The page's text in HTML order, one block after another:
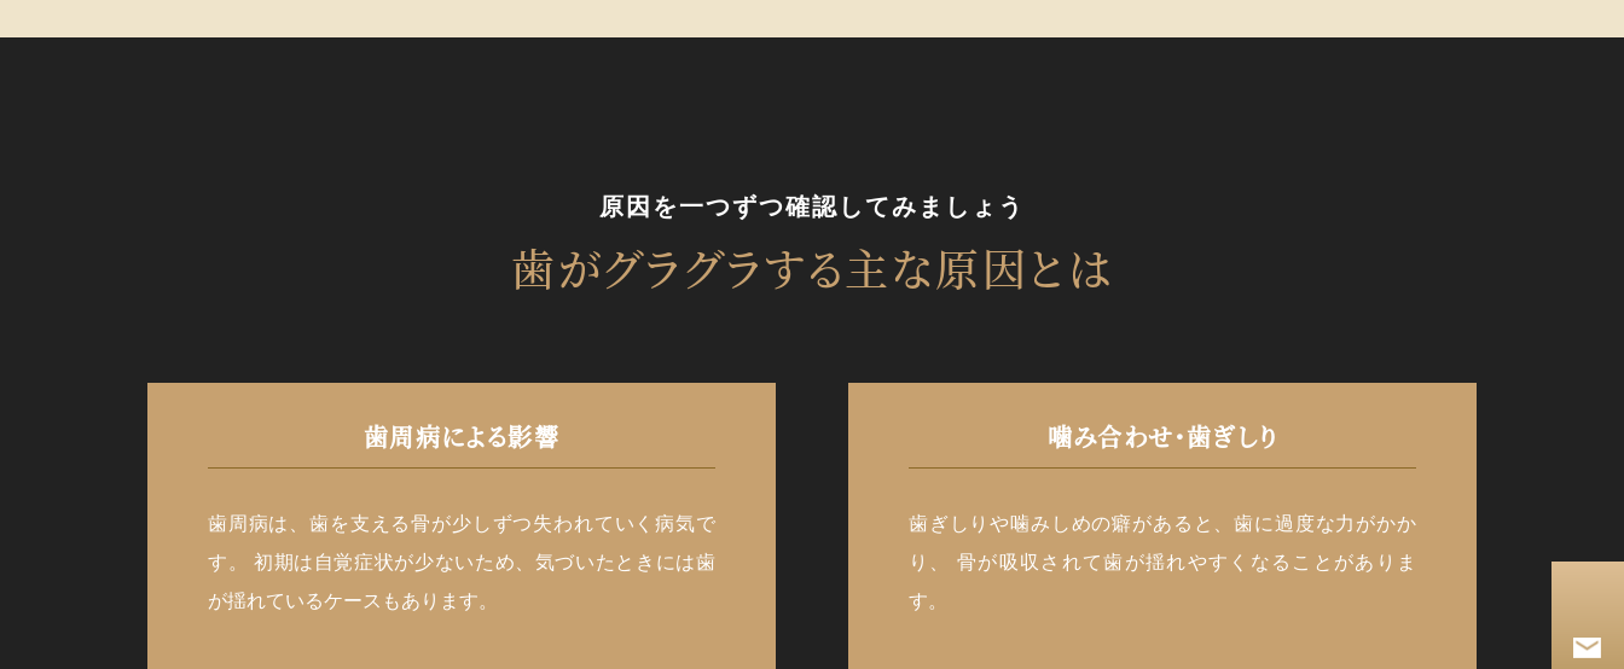
歯がグラグラする主な原因とは
原因を一つずつ確認してみましょう
歯周病による影響
歯周病は、歯を支える骨が少しずつ失われていく病気で
す。 初期は自覚症状が少ないため、気づいたときには歯
が揺れているケースもあります。
噛み合わせ・歯ぎしり
歯ぎしりや噛みしめの癖があると、歯に過度な力がかか
り、 骨が吸収されて歯が揺れやすくなることがありま
す。